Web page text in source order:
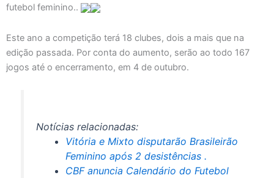
futebol feminino..
Este ano a competição terá 18 clubes, dois a mais que na
edição passada. Por conta do aumento, serão ao todo 167
jogos até o encerramento, em 4 de outubro.
Notícias relacionadas:
Vitória e Mixto disputarão Brasileirão
Feminino após 2 desistências .
CBF anuncia Calendário do Futebol